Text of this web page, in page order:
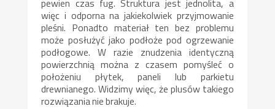
pewien czas fug. Struktura jest jednolita, a
więc i odporna na jakiekolwiek przyjmowanie
pleśni. Ponadto materiał ten bez problemu
może posłużyć jako podłoże pod ogrzewanie
podłogowe. W razie znudzenia identyczną
powierzchnią można z czasem pomyśleć o
położeniu płytek, paneli lub parkietu
drewnianego. Widzimy więc, że plusów takiego
rozwiązania nie brakuje.